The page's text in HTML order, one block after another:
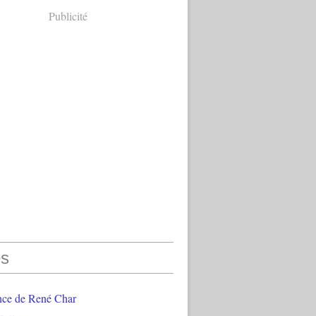
Publicité
de René Char